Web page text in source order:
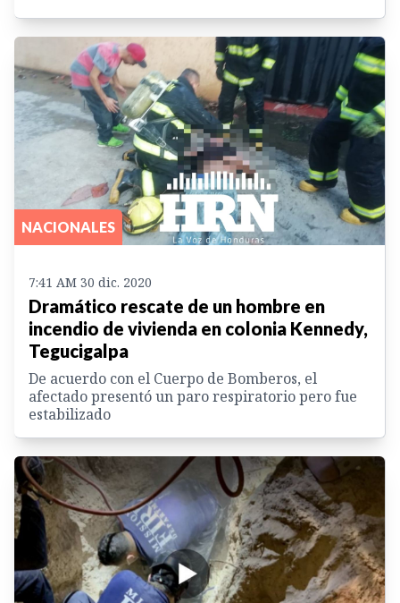
NACIONALES
7:41 AM 30 dic. 2020
Dramático rescate de un hombre en
incendio de vivienda en colonia Kennedy,
Tegucigalpa
De acuerdo con el Cuerpo de Bomberos, el
afectado presentó un paro respiratorio pero fue
estabilizado